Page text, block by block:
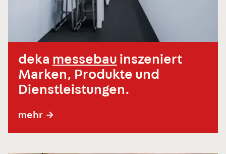
deka messebau inszeniert
Marken, Produkte und
Dienstleistungen.
mehr →